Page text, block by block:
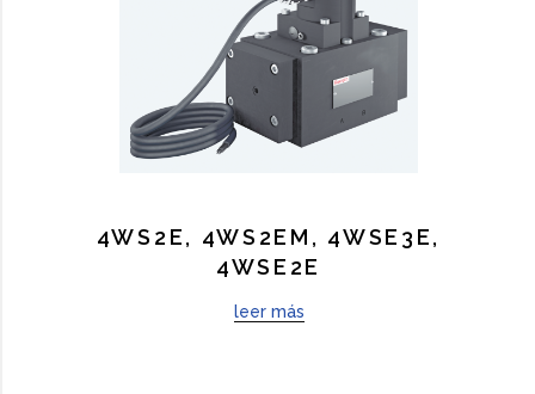
4WS2E, 4WS2EM, 4WSE3E,
4WSE2E
leer más